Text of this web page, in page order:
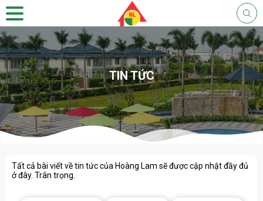
TIN TỨC
Tất cả bài viết về tin tức của Hoàng Lam sẽ được cập nhật đầy đủ
ở đây. Trân trọng.